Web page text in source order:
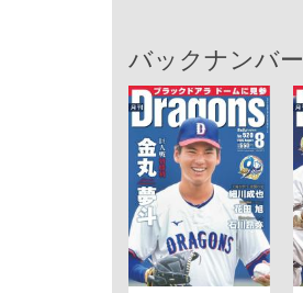
バックナンバー